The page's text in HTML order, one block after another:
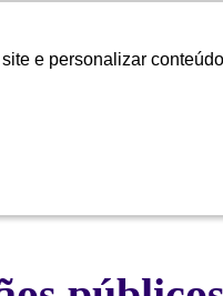
e personalizar
e personalizar